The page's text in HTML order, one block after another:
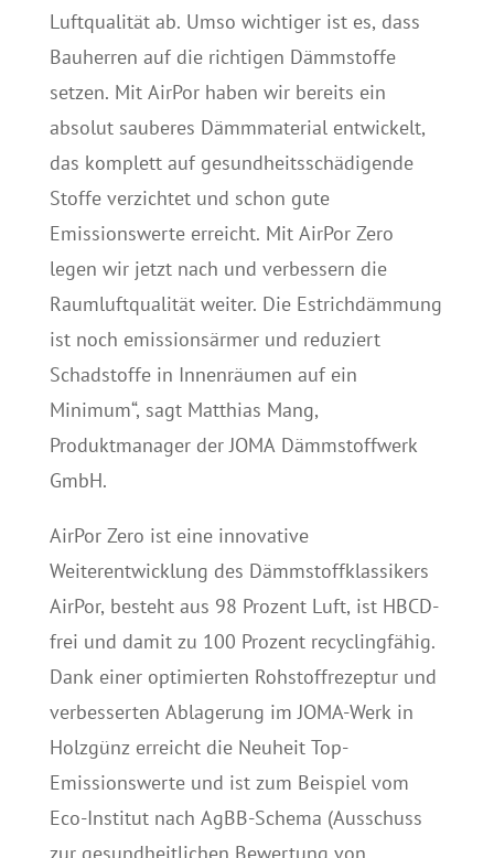
Luftqualität ab. Umso wichtiger ist es, dass
Bauherren auf die richtigen Dämmstoffe
setzen. Mit AirPor haben wir bereits ein
absolut sauberes Dämmmaterial entwickelt,
das komplett auf gesundheitsschädigende
Stoffe verzichtet und schon gute
Emissionswerte erreicht. Mit AirPor Zero
legen wir jetzt nach und verbessern die
Raumluftqualität weiter. Die Estrichdämmung
ist noch emissionsärmer und reduziert
Schadstoffe in Innenräumen auf ein
Minimum“, sagt Matthias Mang,
Produktmanager der JOMA Dämmstoffwerk
GmbH.
AirPor Zero ist eine innovative
Weiterentwicklung des Dämmstoffklassikers
AirPor, besteht aus 98 Prozent Luft, ist HBCD-
frei und damit zu 100 Prozent recyclingfähig.
Dank einer optimierten Rohstoffrezeptur und
verbesserten Ablagerung im JOMA-Werk in
Holzgünz erreicht die Neuheit Top-
Emissionswerte und ist zum Beispiel vom
Eco-Institut nach AgBB-Schema (Ausschuss